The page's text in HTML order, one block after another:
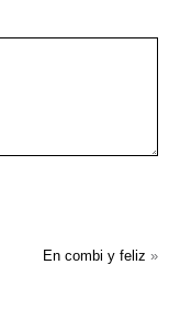
En combi y feliz »